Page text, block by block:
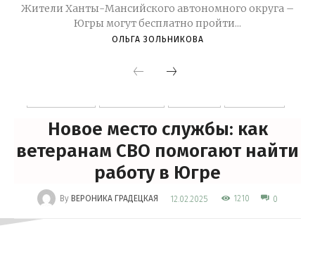
Жители Ханты-Мансийского автономного округа –
Югры могут бесплатно пройти...
ОЛЬГА ЗОЛЬНИКОВА